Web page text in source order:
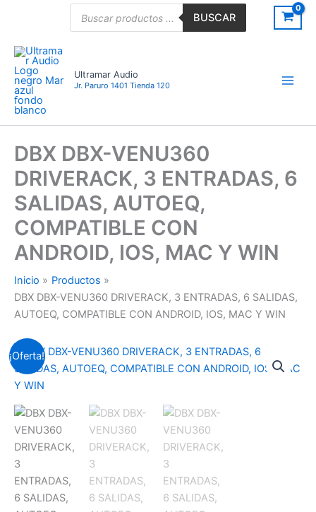
BUSCAR
Ultramar Audio
Jr. Paruro 1401 Tienda 120
DBX DBX-VENU360
DRIVERACK, 3 ENTRADAS, 6
SALIDAS, AUTOEQ,
COMPATIBLE CON
ANDROID, IOS, MAC Y WIN
Inicio
Productos
DBX DBX-VENU360 DRIVERACK, 3 ENTRADAS, 6 SALIDAS,
AUTOEQ, COMPATIBLE CON ANDROID, IOS, MAC Y WIN
¡Oferta!
El
original
era:
Soles
S/.4,012.3.
El
DBX
DBX-
VENU360
DRIVERACK,
3
ENTRADAS,
6
SALIDAS,
AUTOEQ,
COMPATIBLE
ANDROID,